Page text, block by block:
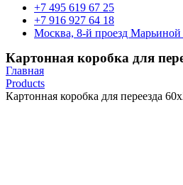
+7 495 619 67 25
+7 916 927 64 18
Москва, 8-й проезд
Картонная коробка для
Главная
Products
Картонная коробка для переезда